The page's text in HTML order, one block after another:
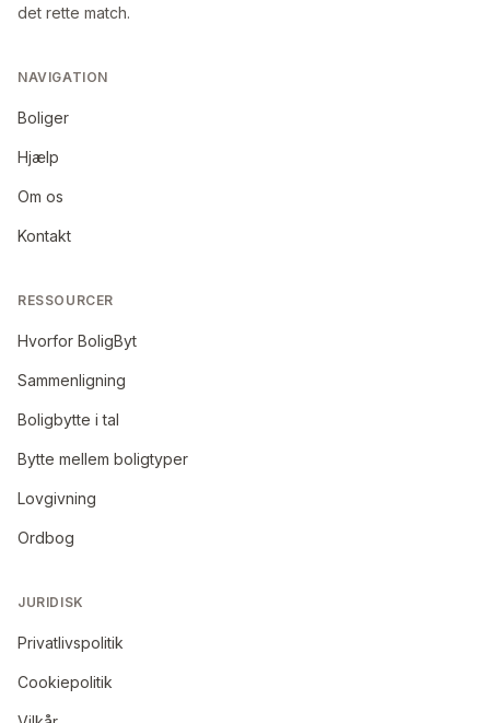
det rette match.
NAVIGATION
Boliger
Hjælp
Om os
Kontakt
RESSOURCER
Hvorfor BoligByt
Sammenligning
Boligbytte i tal
Bytte mellem boligtyper
Lovgivning
Ordbog
JURIDISK
Privatlivspolitik
Cookiepolitik